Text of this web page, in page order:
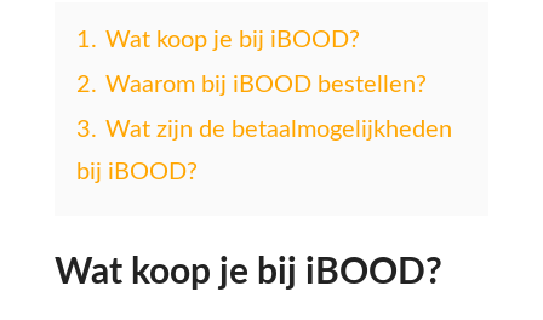
1. Wat koop je bij iBOOD?
2. Waarom bij iBOOD bestellen?
3. Wat zijn de betaalmogelijkheden
bij iBOOD?
Wat koop je bij iBOOD?